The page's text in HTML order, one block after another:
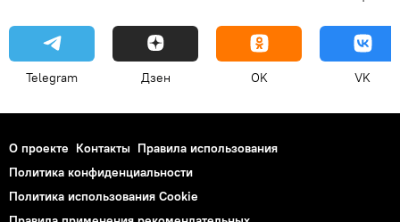
Telegram Дзен OK VK
О проекте Контакты Правила использования
Политика конфиденциальности
Политика использования Cookie